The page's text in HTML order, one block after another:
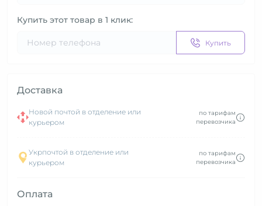
Купить этот товар в 1 клик:
Купить
Доставка
Новой почтой в отделение или
курьером
по тарифам
перевозчика
Укрпочтой в отделение или
курьером
по тарифам
перевозчика
Оплата